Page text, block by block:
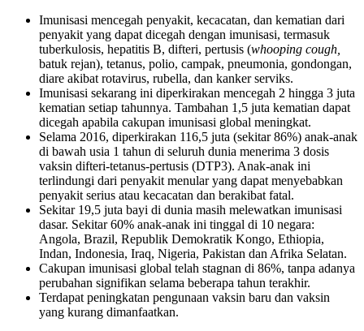
Imunisasi mencegah penyakit, kecacatan, dan kematian dari
penyakit yang dapat dicegah dengan imunisasi, termasuk
tuberkulosis, hepatitis B, difteri, pertusis (whooping cough,
batuk rejan), tetanus, polio, campak, pneumonia, gondongan,
diare akibat rotavirus, rubella, dan kanker serviks.
Imunisasi sekarang ini diperkirakan mencegah 2 hingga 3 juta
kematian setiap tahunnya. Tambahan 1,5 juta kematian dapat
dicegah apabila cakupan imunisasi global meningkat.
Selama 2016, diperkirakan 116,5 juta (sekitar 86%) anak-anak
di bawah usia 1 tahun di seluruh dunia menerima 3 dosis
vaksin difteri-tetanus-pertusis (DTP3). Anak-anak ini
terlindungi dari penyakit menular yang dapat menyebabkan
penyakit serius atau kecacatan dan berakibat fatal.
Sekitar 19,5 juta bayi di dunia masih melewatkan imunisasi
dasar. Sekitar 60% anak-anak ini tinggal di 10 negara:
Angola, Brazil, Republik Demokratik Kongo, Ethiopia,
Indan, Indonesia, Iraq, Nigeria, Pakistan dan Afrika Selatan.
Cakupan imunisasi global telah stagnan di 86%, tanpa adanya
perubahan signifikan selama beberapa tahun terakhir.
Terdapat peningkatan pengunaan vaksin baru dan vaksin
yang kurang dimanfaatkan.